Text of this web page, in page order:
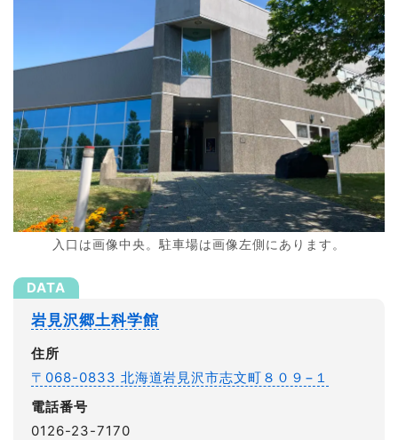
入口は画像中央。駐車場は画像左側にあります。
岩見沢郷土科学館
住所
〒068-0833 北海道岩見沢市志文町８０９−１
電話番号
0126-23-7170